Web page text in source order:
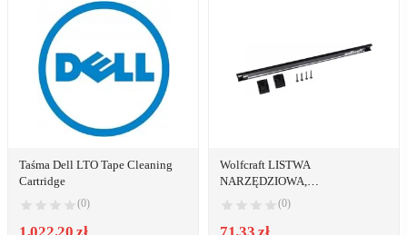
Taśma Dell LTO Tape Cleaning
Cartridge
(0)
Wolfcraft LISTWA
NARZĘDZIOWA,
MAGNETYCZNA, 460MM (1
SZT)
(0)